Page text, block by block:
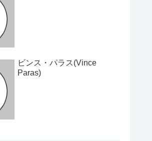
ビンス・パラス(Vince
Paras)